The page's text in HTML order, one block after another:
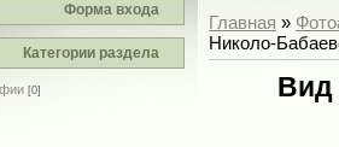
Форма входа
Категории раздела
[0]
Главная »
Николо-
Вид